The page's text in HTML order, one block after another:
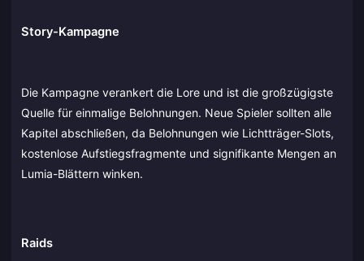
Story-Kampagne
Die Kampagne verankert die Lore und ist die großzügigste
Quelle für einmalige Belohnungen. Neue Spieler sollten alle
Kapitel abschließen, da Belohnungen wie Lichtträger-Slots,
kostenlose Aufstiegsfragmente und signifikante Mengen an
Lumia-Blättern winken.
Raids